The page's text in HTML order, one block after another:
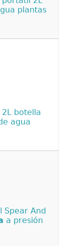
plantas
botella
agua
Spear And
a presión